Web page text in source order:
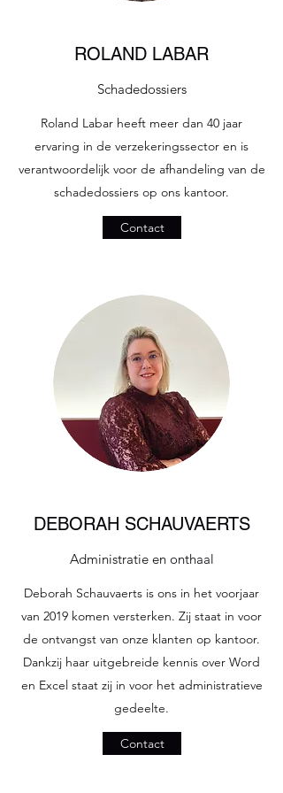
ROLAND LABAR
Schadedossiers
Roland Labar heeft meer dan 40 jaar
ervaring in de verzekeringssector en is
verantwoordelijk voor de afhandeling van de
schadedossiers op ons kantoor.
Contact
DEBORAH SCHAUVAERTS
Administratie en onthaal
Deborah Schauvaerts is ons in het voorjaar
van 2019 komen versterken. Zij staat in voor
de ontvangst van onze klanten op kantoor.
Dankzij haar uitgebreide kennis over Word
en Excel staat zij in voor het administratieve
gedeelte.
Contact